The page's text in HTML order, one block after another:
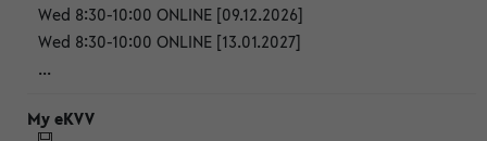
Wed 8:30-10:00 ONLINE [09.12.2026]
Wed 8:30-10:00 ONLINE [13.01.2027]
...